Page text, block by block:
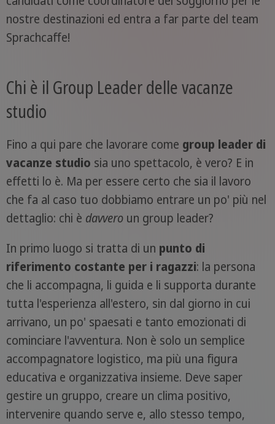
nostre destinazioni ed entra a far parte del team
Sprachcaffe!
Chi è il Group Leader delle vacanze
studio
Fino a qui pare che lavorare come group leader di
vacanze studio sia uno spettacolo, è vero? E in
effetti lo è. Ma per essere certo che sia il lavoro
che fa al caso tuo dobbiamo entrare un po' più nel
dettaglio: chi è davveroun group leader?
In primo luogo si tratta di un punto di
riferimento costante per i ragazzi: la persona
che li accompagna, li guida e li supporta durante
tutta l'esperienza all'estero, sin dal giorno in cui
arrivano, un po' spaesati e tanto emozionati di
cominciare l'avventura. Non è solo un semplice
accompagnatore logistico, ma più una figura
educativa e organizzativa insieme. Deve saper
gestire un gruppo, creare un clima positivo,
intervenire quando serve e, allo stesso tempo,